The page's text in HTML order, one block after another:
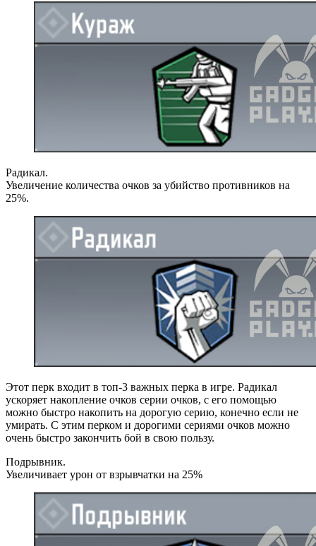
Радикал.
Увеличение количества очков за убийство противников на
25%.
Этот перк входит в топ-3 важных перка в игре. Радикал
ускоряет накопление очков серии очков, с его помощью
можно быстро накопить на дорогую серию, конечно если не
умирать. С этим перком и дорогими сериями очков можно
очень быстро закончить бой в свою пользу.
Подрывник.
Увеличивает урон от взрывчатки на 25%